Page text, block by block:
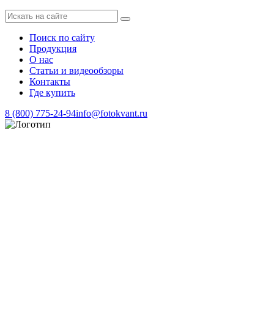
Поиск по сайту
Продукция
О нас
Статьи и видеообзоры
Контакты
Где купить
8 (800) 775-24-94info@fotokvant.ru